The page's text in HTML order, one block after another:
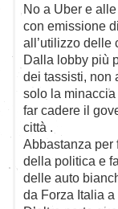
No a Uber e
con emissione
all’utilizzo delle
Dalla lobby più
dei tassisti, non
solo la
far cadere il
città .
Abbastanza per
della politica e
delle auto
da Forza Italia a